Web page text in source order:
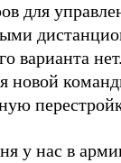
для
варианта
новой
у нас в